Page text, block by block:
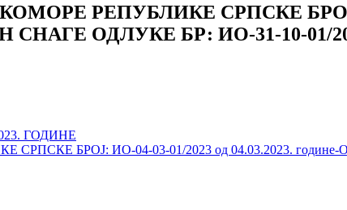
РЕПУБЛИКЕ СРПСКЕ БРОЈ:
ОДЛУКЕ БР: ИО-31-10-01/
ГОДИНЕ
БРОЈ: ИО-04-03-01/2023 од 04.03.2023.